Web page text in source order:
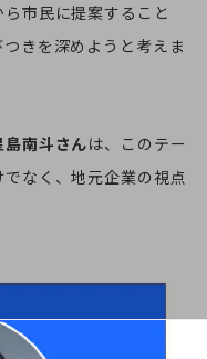
市民に提案すること
きを深めようと考えま
南斗さんは、このテー
なく、地元企業の視点